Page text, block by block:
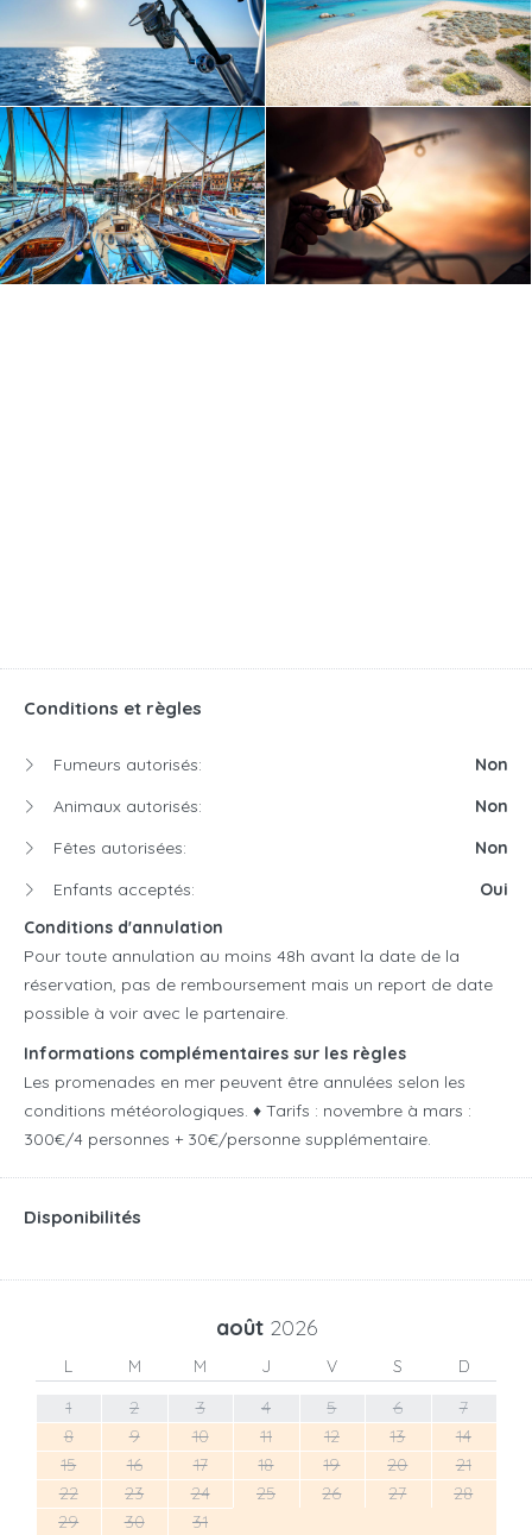
Conditions et règles
Fumeurs autorisés:
Non
Animaux autorisés:
Non
Fêtes autorisées:
Non
Enfants acceptés:
Oui
Conditions d'annulation
Pour toute annulation au moins 48h avant la date de la
réservation, pas de remboursement mais un report de date
possible à voir avec le partenaire.
Informations complémentaires sur les règles
Les promenades en mer peuvent être annulées selon les
conditions météorologiques. ♦ Tarifs : novembre à mars :
300€/4 personnes + 30€/personne supplémentaire.
Disponibilités
août 2026
L M M J V S
D
1
2 3 4 5 6
7
8
9 10 11 12 13
14
15
16 17 18 19 20
21
22
23 24 25 26 27
28
29
30 31